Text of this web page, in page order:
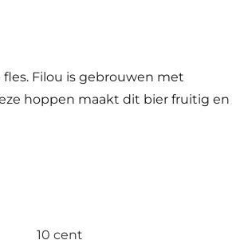
Filou is gebrouwen met
hoppen maakt dit bier fruitig en
10 cent